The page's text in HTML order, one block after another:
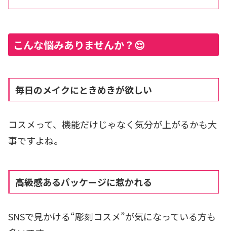
こんな悩みありませんか？😌
毎日のメイクにときめきが欲しい
コスメって、機能だけじゃなく気分が上がるかも大
事ですよね。
高級感あるパッケージに惹かれる
SNSで見かける“彫刻コスメ”が気になっている方も